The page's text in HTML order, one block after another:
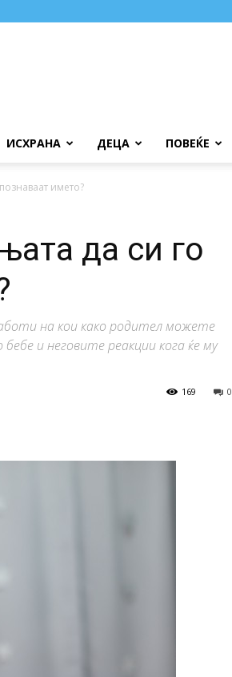
ИСХРАНА ДЕЦА ПОВЕЌЕ
името?
да си го
на кои како родител можете
и неговите реакции кога ќе му
0
169